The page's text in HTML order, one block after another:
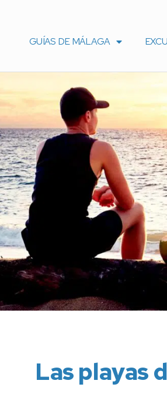
GUÍAS DE MÁLAGA
Las playas